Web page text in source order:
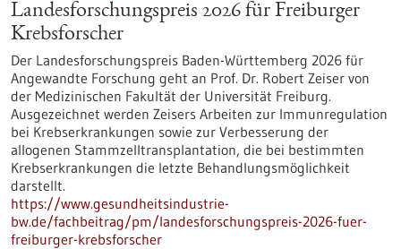
Landesforschungspreis 2026 für Freiburger
Krebsforscher
Der Landesforschungspreis Baden-Württemberg 2026 für
Angewandte Forschung geht an Prof. Dr. Robert Zeiser von
der Medizinischen Fakultät der Universität Freiburg.
Ausgezeichnet werden Zeisers Arbeiten zur Immunregulation
bei Krebserkrankungen sowie zur Verbesserung der
allogenen Stammzelltransplantation, die bei bestimmten
Krebserkrankungen die letzte Behandlungsmöglichkeit
darstellt.
https://www.gesundheitsindustrie-
bw.de/fachbeitrag/pm/landesforschungspreis-2026-fuer-
freiburger-krebsforscher